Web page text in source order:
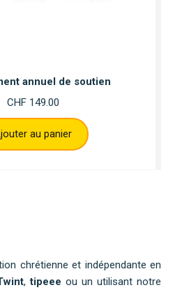
annuel de soutien
CHF149.00
au panier
chrétienne et indépendante en
,tipeee ou un utilisant notre